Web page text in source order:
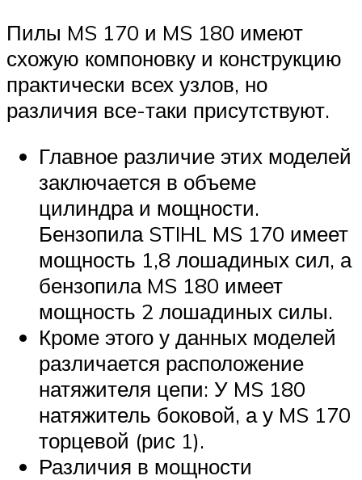
Пилы MS 170 и MS 180 имеют
схожую компоновку и конструкцию
практически всех узлов, но
различия все-таки присутствуют.
Главное различие этих моделей
заключается в объеме
цилиндра и мощности.
Бензопила STIHL MS 170 имеет
мощность 1,8 лошадиных сил, а
бензопила MS 180 имеет
мощность 2 лошадиных силы.
Кроме этого у данных моделей
различается расположение
натяжителя цепи: У MS 180
натяжитель боковой, а у MS 170
торцевой (рис 1).
Различия в мощности